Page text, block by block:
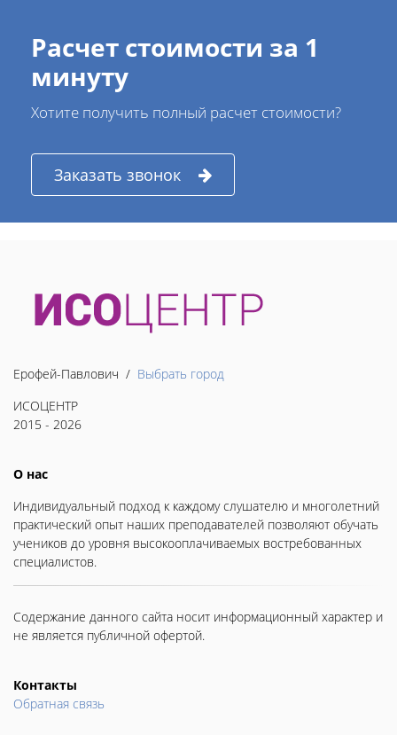
Расчет стоимости за 1
минуту
Хотите получить полный расчет стоимости?
Заказать звонок
Ерофей-Павлович / Выбрать город
ИСОЦЕНТР
2015 - 2026
О нас
Индивидуальный подход к каждому слушателю и многолетний
практический опыт наших преподавателей позволяют обучать
учеников до уровня высокооплачиваемых востребованных
специалистов.
Содержание данного сайта носит информационный характер и
не является публичной офертой.
Контакты
Обратная связь